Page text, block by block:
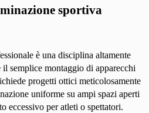
sportiva
è una disciplina altamente
semplice montaggio di apparecchi
progetti ottici meticolosamente
uniforme su ampi spazi aperti
eccessivo per atleti o spettatori.